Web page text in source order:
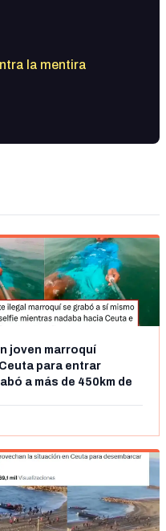
la mentira
joven marroquí
para entrar
a más de 450km de